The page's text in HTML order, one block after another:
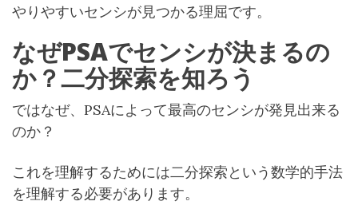
やりやすいセンシが見つかる理屈です。
なぜPSAでセンシが決まるの
か？二分探索を知ろう
ではなぜ、PSAによって最高のセンシが発見出来る
のか？
これを理解するためには二分探索という数学的手法
を理解する必要があります。